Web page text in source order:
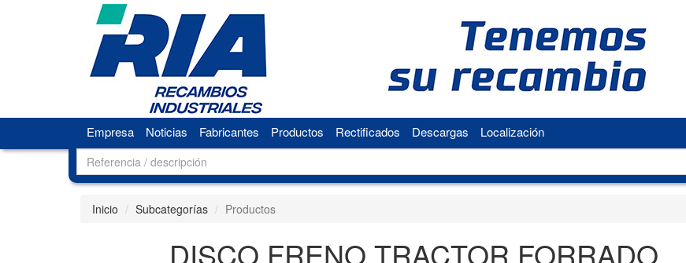
Empresa Noticias Fabricantes Productos Rectificados Descargas Localización
Inicio Subcategorías Productos
DISCO FRENO TRACTOR FORRADO